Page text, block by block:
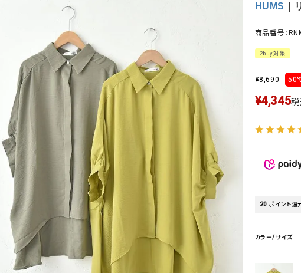
タンクトップ・キャミソール
シャツ・ブラウス
スウェット・パーカー
ニット
その他のパンツ
デニムパンツ
ロング・マキシ丈
その他スカート
ジャケット
コート
すべて見る
シャツ・ブラウス
ベスト
ニット
タンクトップ・キャミソール
デニムパンツ
その他のパンツ
ロング・マキシ丈
その他スカート
ジャケット
その他アウター
バッグ
シューズ
アクセサリー
すべて見る
カーディガン・ベスト
その他のパンツ
デニムパンツ
ジャケット
コート
ガウン
ワン
ジャ
グッ
トッ
グッ
HUMS
商品番号：
2buy対象
¥8,690
¥4,345
20 ポイント還
カラー/サイズ